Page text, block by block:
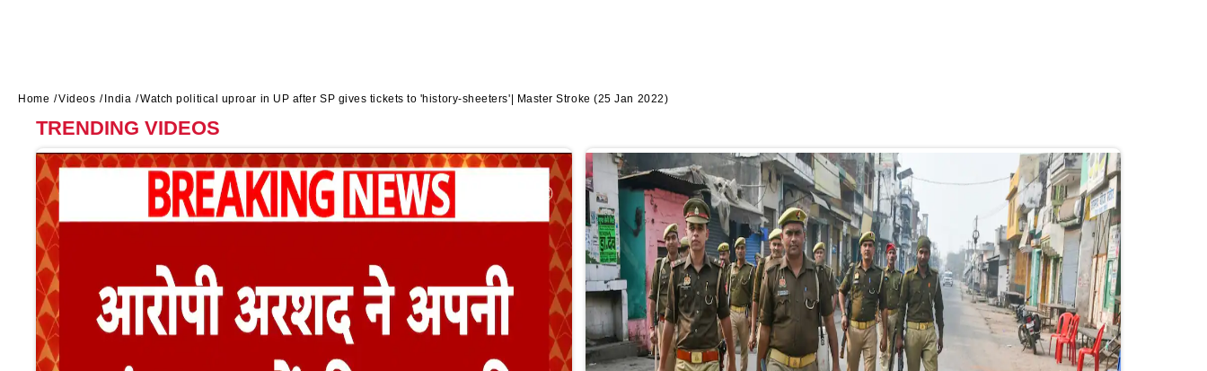
Home Videos India Watch political uproar in UP after SP gives tickets to 'history-sheeters'| Master Stroke (25 Jan 2022)
TRENDING VIDEOS